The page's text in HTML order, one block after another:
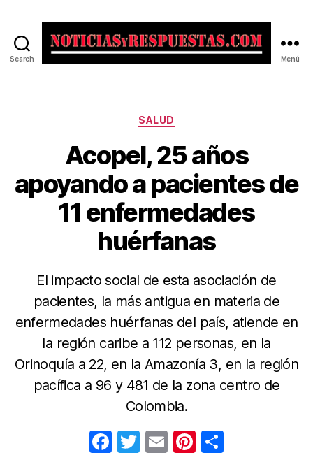
Search Menú
Categorías
SALUD
Acopel, 25 años
apoyando a pacientes de
11 enfermedades
huérfanas
El impacto social de esta asociación de
pacientes, la más antigua en materia de
enfermedades huérfanas del país, atiende en
la región caribe a 112 personas, en la
Orinoquía a 22, en la Amazonía 3, en la región
pacífica a 96 y 481 de la zona centro de
Colombia.
F T E Pi